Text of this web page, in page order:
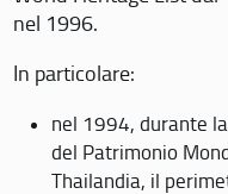
nel 1996.
In particolare:
nel 1994, durante
del Patrimonio
Thailandia, il